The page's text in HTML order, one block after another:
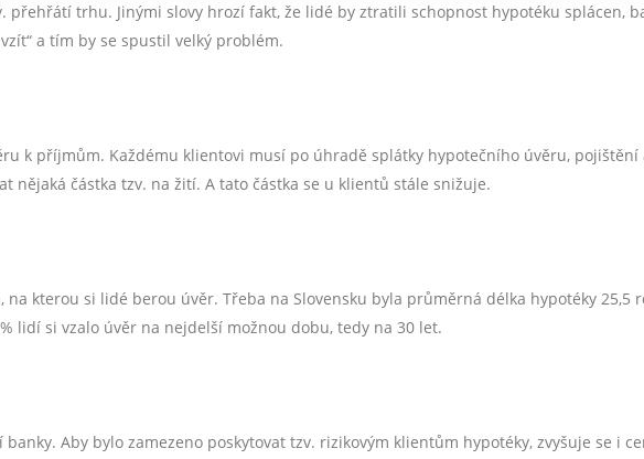
přehřátí trhu. Jinými slovy hrozí fakt, že lidé by ztratili schopnost hypotéku splácen,
a tím by se spustil velký problém.
k příjmům. Každému klientovi musí po úhradě splátky hypotečního úvěru, pojištění
nějaká částka tzv. na žití. A tato částka se u klientů stále snižuje.
na kterou si lidé berou úvěr. Třeba na Slovensku byla průměrná délka hypotéky 25,5
lidí si vzalo úvěr na nejdelší možnou dobu, tedy na 30 let.
Aby bylo zamezeno poskytovat tzv. rizikovým klientům hypotéky, zvyšuje se i
Spočítejte si orientační cenu vaší nemovitosti.